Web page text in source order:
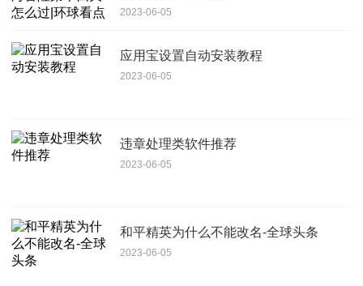
2023-06-05
应用宝设置自动安装教程
2023-06-05
违章处理类软件推荐
2023-06-05
和平精英为什么不能改名-全球头条
2023-06-05